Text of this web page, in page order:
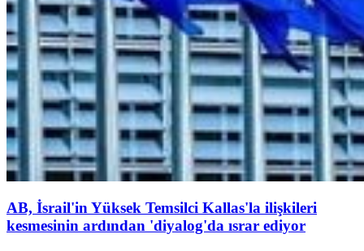
AB, İsrail'in Yüksek Temsilci Kallas'la ilişkileri
kesmesinin ardından 'diyalog'da ısrar ediyor